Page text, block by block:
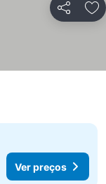
Partilhar
Ver preços